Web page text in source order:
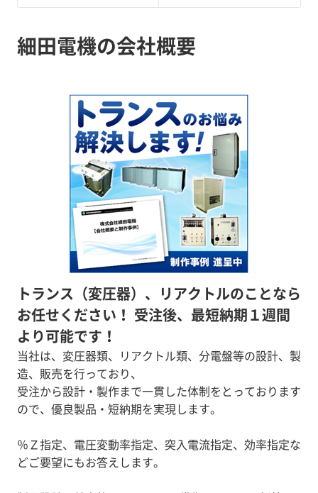
細田電機の会社概要
トランス（変圧器）、リアクトルのことなら
お任せください！ 受注後、最短納期１週間
より可能です！
当社は、変圧器類、リアクトル類、分電盤等の設計、製
造、販売を行っており、
受注から設計・製作まで一貫した体制をとっております
ので、優良製品・短納期を実現します。
％Ｚ指定、電圧変動率指定、突入電流指定、効率指定な
どご要望にもお答えします。